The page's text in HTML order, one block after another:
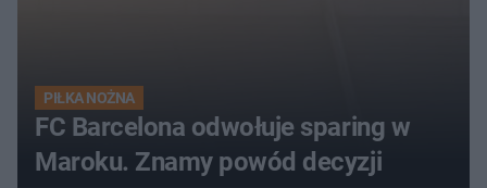
PIŁKA NOŻNA
FC Barcelona odwołuje sparing w
Maroku. Znamy powód decyzji